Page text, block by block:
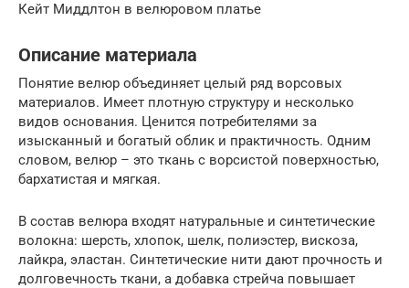
Кейт Миддлтон в велюровом платье
Описание материала
Понятие велюр объединяет целый ряд ворсовых
материалов. Имеет плотную структуру и несколько
видов основания. Ценится потребителями за
изысканный и богатый облик и практичность. Одним
словом, велюр – это ткань с ворсистой поверхностью,
бархатистая и мягкая.
В состав велюра входят натуральные и синтетические
волокна: шерсть, хлопок, шелк, полиэстер, вискоза,
лайкра, эластан. Синтетические нити дают прочность и
долговечность ткани, а добавка стрейча повышает